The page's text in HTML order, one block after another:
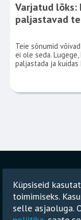
Varjatud lõks:
paljastavad
Teie sõnumid
ei ole seda.
paljastada ja
Küpsiseid
toimimiseks.
selle asjaoluga.